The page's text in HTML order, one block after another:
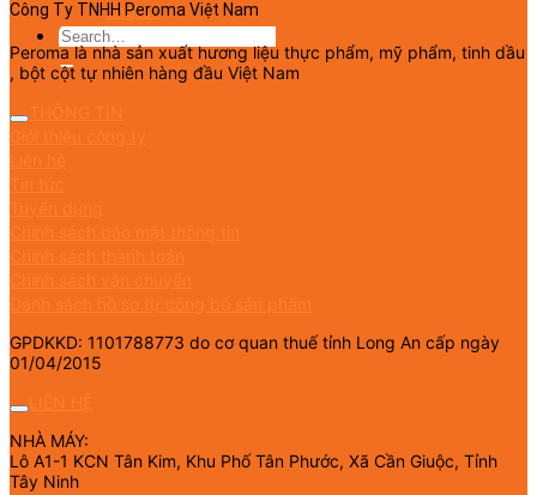
English
Công Ty TNHH Peroma Việt Nam
Peroma là nhà sản xuất hương liệu thực phẩm, mỹ phẩm, tinh dầu
, bột cột tự nhiên hàng đầu Việt Nam
GPDKKD: 1101788773 do cơ quan thuế tỉnh Long An cấp ngày
01/04/2015
NHÀ MÁY:
Lô A1-1 KCN Tân Kim, Khu Phố Tân Phước, Xã Cần Giuộc, Tỉnh
Tây Ninh